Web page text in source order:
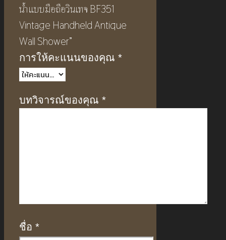
น้ำแบบมือถือวินเทจ BF351
Vintage Handheld Antique
Wall Shower”
การให้คะแนนของคุณ *
บทวิจารณ์ของคุณ *
ชื่อ *